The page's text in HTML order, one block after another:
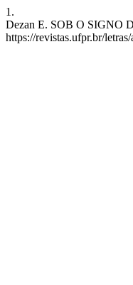
1.
Dezan E. SOB O SIGNO
https://revistas.ufpr.br/